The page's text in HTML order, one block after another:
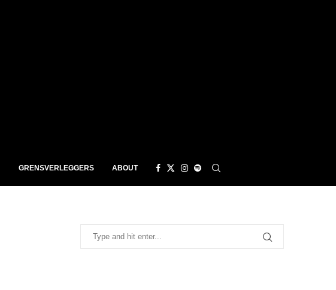
GRENSVERLEGGERS ABOUT